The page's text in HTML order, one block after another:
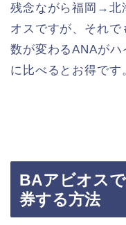
残念ながら福岡→北
オスですが、それ
数が変わるANAが
に比べるとお得です
BAアビオス
券する方法